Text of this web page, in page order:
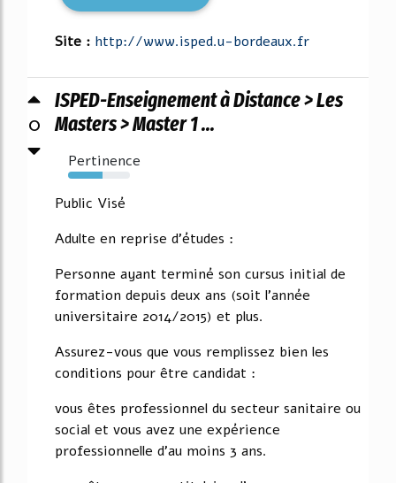
Site : http://www.isped.u-bordeaux.fr
0
ISPED-Enseignement à Distance > Les
Masters > Master 1 ...
Pertinence
56%
Public Visé
Adulte en reprise d'études :
Personne ayant terminé son cursus initial de
formation depuis deux ans (soit l'année
universitaire 2014/2015) et plus.
Assurez-vous que vous remplissez bien les
conditions pour être candidat :
vous êtes professionnel du secteur sanitaire ou
social et vous avez une expérience
professionnelle d'au moins 3 ans.